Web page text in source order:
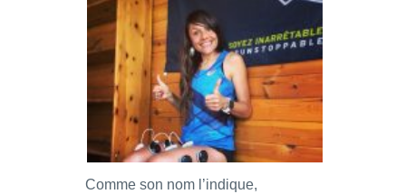
Comme son nom l’indique,